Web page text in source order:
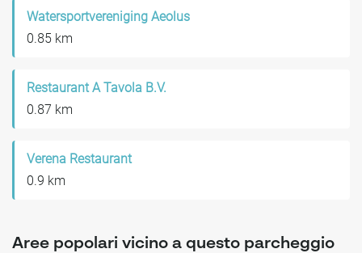
Watersportvereniging Aeolus
0.85 km
Restaurant A Tavola B.V.
0.87 km
Verena Restaurant
0.9 km
Aree popolari vicino a questo parcheggio